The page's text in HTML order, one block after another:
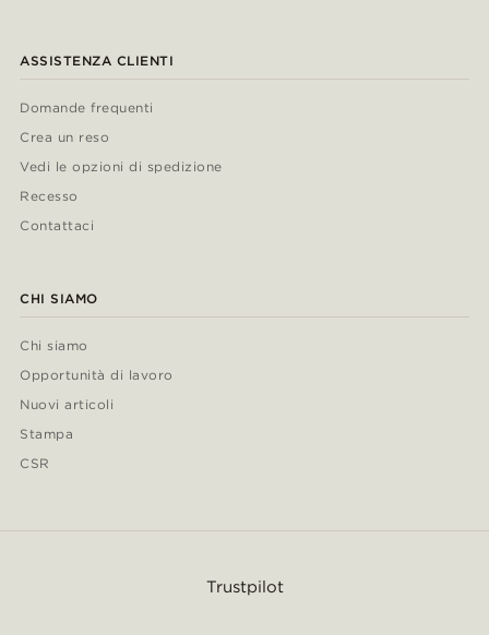
ASSISTENZA CLIENTI
Domande frequenti
Crea un reso
Vedi le opzioni di spedizione
Recesso
Contattaci
CHI SIAMO
Chi siamo
Opportunità di lavoro
Nuovi articoli
Stampa
CSR
Trustpilot